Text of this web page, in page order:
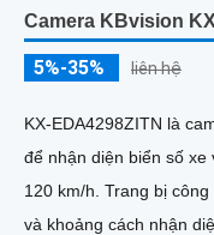
Camera KBvision
5%-35% liên hệ
KX-EDA4298ZITN là
để nhận diện biển số
120 km/h. Trang bị công nghệ WDR 140dB, tầm quan sát 60m
và khoảng cách nhận